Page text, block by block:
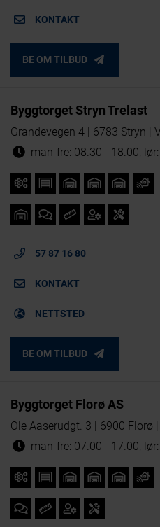
KONTAKT
BE OM TILBUD
Byggtorget Stryn Trelast
Grandevegen 4 | 6783 Stryn |
man-fre: 08.30 - 18.00,
57 87 16 80
KONTAKT
NETTSTED
BE OM TILBUD
Byggtorget Florø AS
Ole Aaserudgt. 3 | 6900 Florø
man-fre: 07.00 - 17.00,